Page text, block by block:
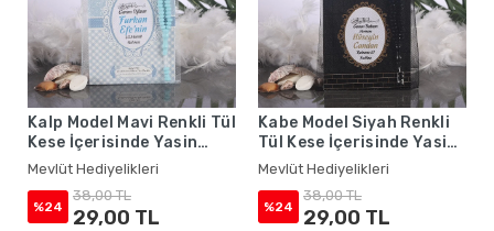
Kalp Model Mavi Renkli Tül
Kese İçerisinde Yasin
Kitabı ve Tesbih - Mevlüt
Hediyelikleri
Mevlüt Hediyelikleri
%24
38,00 TL
29,00 TL
Kabe Model Siyah Renkli
Tül Kese İçerisinde Yasin
Kitabı ve Tesbih - Mevlüt
Hediyelikleri
Mevlüt Hediyelikleri
%24
38,00 TL
29,00 TL